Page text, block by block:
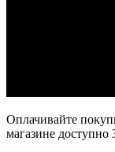
Оплачивайте
магазине доступно